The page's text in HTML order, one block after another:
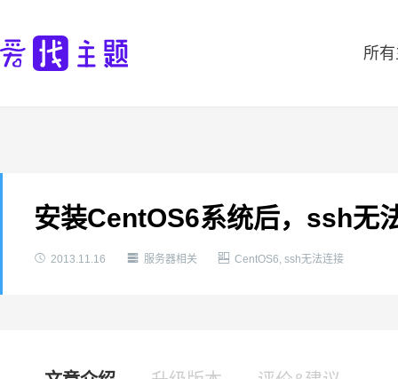
所
安装CentOS6系统后，ssh无
 2013.11.16  服务器相关  CentOS6, ssh无法连接